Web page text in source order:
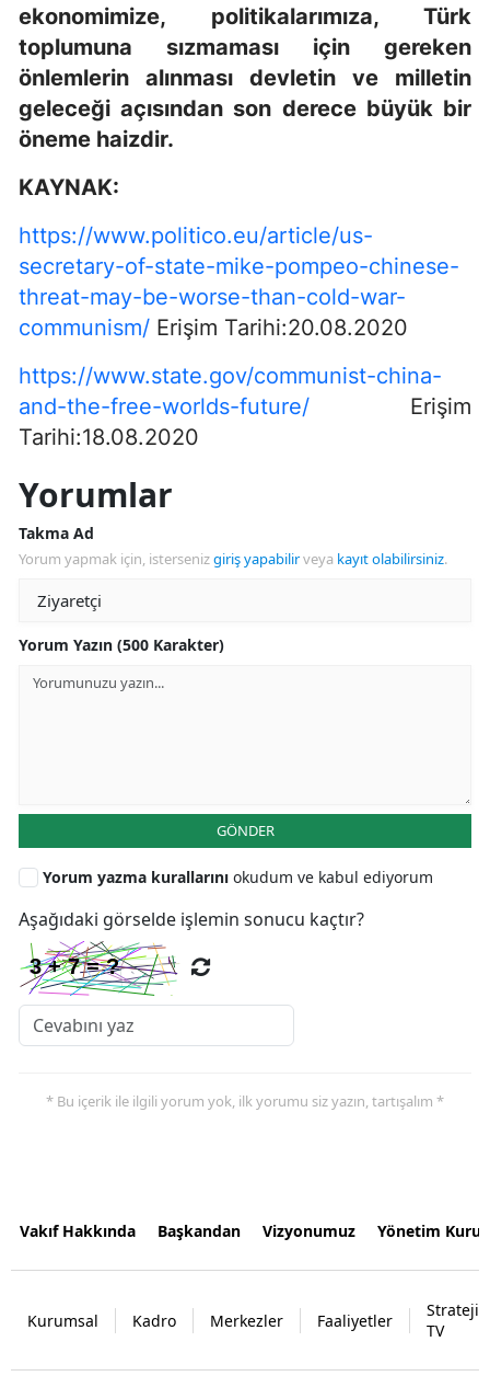
ekonomimize, politikalarımıza, Türk
toplumuna sızmaması için gereken
önlemlerin alınması devletin ve milletin
geleceği açısından son derece büyük bir
öneme haizdir.
KAYNAK:
https://www.politico.eu/article/us-
secretary-of-state-mike-pompeo-chinese-
threat-may-be-worse-than-cold-war-
communism/ Erişim Tarihi:20.08.2020
https://www.state.gov/communist-china-
and-the-free-worlds-future/ Erişim
Tarihi:18.08.2020
Yorumlar
Takma Ad
Yorum yapmak için, istersenizgiriş yapabilirveya kayıt olabilirsiniz.
Yorum Yazın (500 Karakter)
GÖNDER
Yorum yazma kurallarını okudum ve kabul ediyorum
Aşağıdaki görselde işlemin sonucu kaçtır?
* Bu içerik ile ilgili yorum yok, ilk yorumu siz yazın, tartışalım *
Vakıf Hakkında Başkandan Vizyonumuz Yönetim
Kurumsal Kadro Merkezler Faaliyetler
Strateji
TV